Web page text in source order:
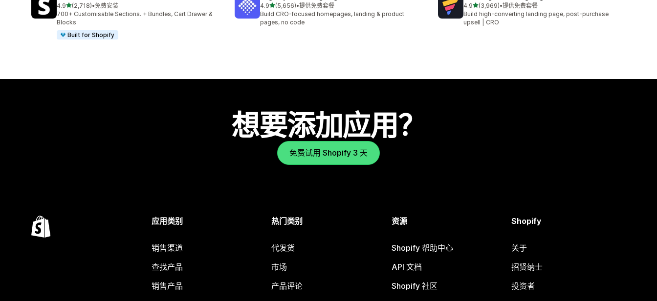
4.9星（满分 5 星）
(2,718)
总共 2718 条评论
•免费安装
700+ Customisable Sections. + Bundles, Cart Drawer &
Blocks
Built for Shopify
4.9星（满分 5 星）
(5,656)
总共 5656 条评论
•提供免费套餐
Build CRO-focused homepages, landing & product
pages, no code
4.9星（满分 5 星）
(3,969)
总共 3969 条评论
•提供免费套餐
Build high-converting landing page, post-purchase
upsell | CRO
想要添加应用？
免费试用 Shopify 3 天
应用类别
销售渠道
查找产品
销售产品
热门类别
代发货
市场
产品评论
资源
Shopify 帮助中心
API 文档
Shopify 社区
Shopify
关于
招贤纳士
投资者